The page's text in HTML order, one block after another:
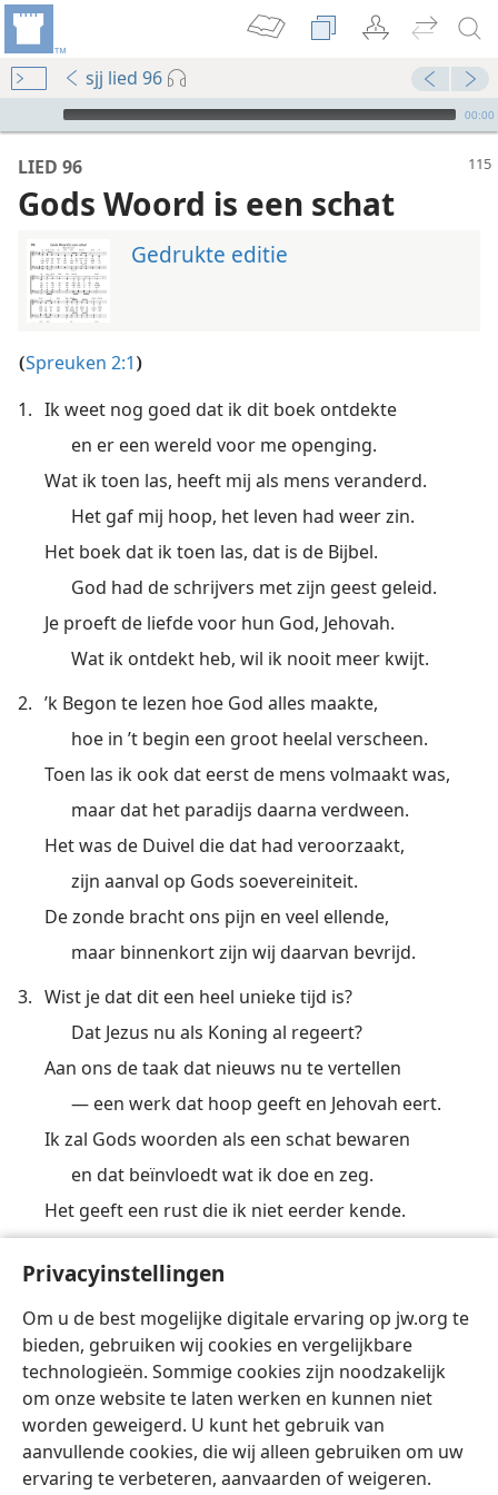
Privacyinstellingen
Om u de best mogelijke digitale ervaring op jw.org te
bieden, gebruiken wij cookies en vergelijkbare
technologieën. Sommige cookies zijn noodzakelijk
om onze website te laten werken en kunnen niet
worden geweigerd. U kunt het gebruik van
aanvullende cookies, die wij alleen gebruiken om uw
ervaring te verbeteren, aanvaarden of weigeren.
sjj lied 96
Audio Player
00:00
LIED 96
Gods Woord is een schat
Gedrukte editie
(Spreuken 2:1 )
1. Ik weet nog goed dat ik dit boek ontdekte
en er een wereld voor me openging.
Wat ik toen las, heeft mij als mens veranderd.
Het gaf mij hoop, het leven had weer zin.
Het boek dat ik toen las, dat is de Bijbel.
God had de schrijvers met zijn geest geleid.
Je proeft de liefde voor hun God, Jehovah.
Wat ik ontdekt heb, wil ik nooit meer kwijt.
2. ’k Begon te lezen hoe God alles maakte,
hoe in ’t begin een groot heelal verscheen.
Toen las ik ook dat eerst de mens volmaakt was,
maar dat het paradijs daarna verdween.
Het was de Duivel die dat had veroorzaakt,
zijn aanval op Gods soevereiniteit.
De zonde bracht ons pijn en veel ellende,
maar binnenkort zijn wij daarvan bevrijd.
3. Wist je dat dit een heel unieke tijd is?
Dat Jezus nu als Koning al regeert?
Aan ons de taak dat nieuws nu te vertellen
— een werk dat hoop geeft en Jehovah eert.
Ik zal Gods woorden als een schat bewaren
en dat beïnvloedt wat ik doe en zeg.
Het geeft een rust die ik niet eerder kende.
Lees dus de Bijbel, leg die nooit meer weg.
(Zie ook 2 Tim. 3:16; 2 Petr. 1:21.)
Nederlands Delen Instellingen
Copyright © 2026 Watch Tower Bible and Tract Society of Pennsylvania